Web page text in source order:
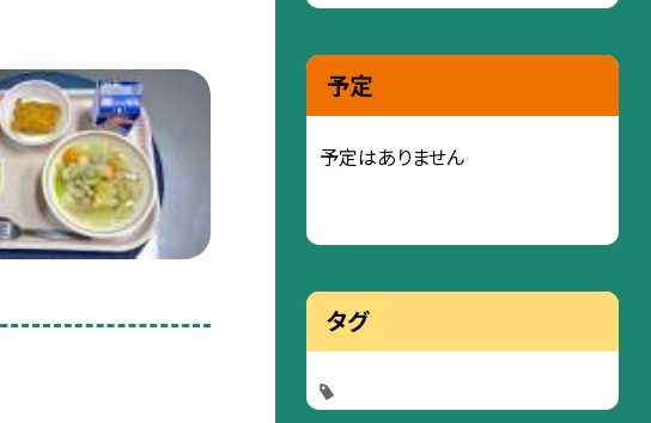
予定
予定はありません
タグ